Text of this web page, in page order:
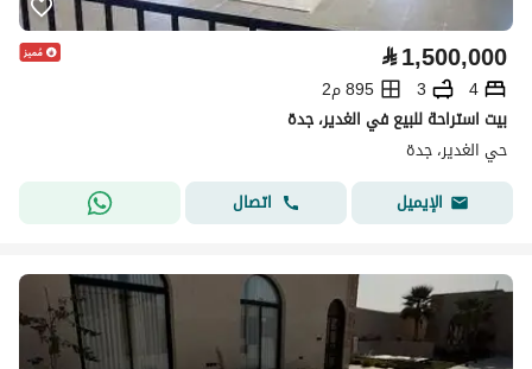
⃁1,500,000
4
3
895 م2
بيت استراحة للبيع في الغدير، جدة
حي الغدير، جدة
الإيميل
اتصال